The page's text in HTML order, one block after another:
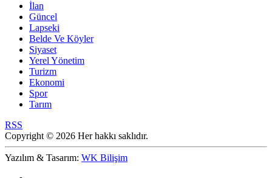
İlan
Güncel
Lapseki
Belde Ve Köyler
Siyaset
Yerel Yönetim
Turizm
Ekonomi
Spor
Tarım
RSS
Copyright © 2026 Her hakkı saklıdır.
Yazılım & Tasarım: WK Bilişim